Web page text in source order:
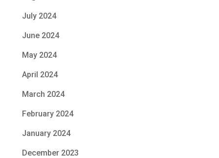
July 2024
June 2024
May 2024
April 2024
March 2024
February 2024
January 2024
December 2023